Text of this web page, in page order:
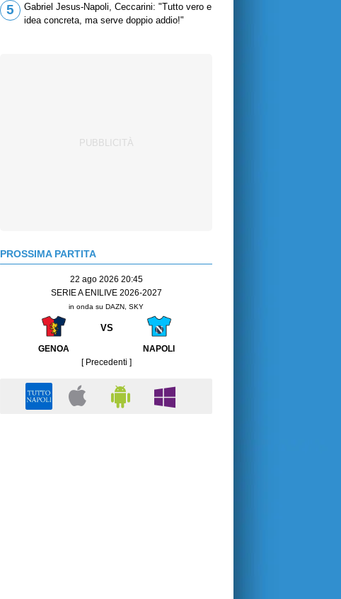
5
Gabriel Jesus-Napoli, Ceccarini: "Tutto vero e
idea concreta, ma serve doppio addio!"
PROSSIMA PARTITA
22 ago 2026 20:45
SERIE A ENILIVE 2026-2027
in onda su DAZN, SKY
VS
GENOA
NAPOLI
[ Precedenti ]